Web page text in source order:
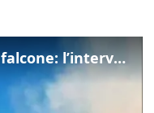
Incendio tra Duino e Monfalcone: l’intervento dei vigili del fuoco